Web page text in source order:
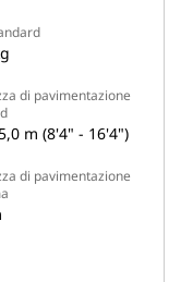
di pavimentazione
m (8'4" - 16'4")
di pavimentazione